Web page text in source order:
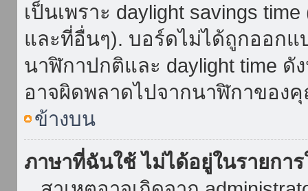
เป็นเพราะ daylight savings
และที่อื่นๆ). บอร์ดไม่ได้ถูกออกแ
นาฬิกาปกติและ daylight time
อาจผิดพลาดไปจากนาฬิกาของ
ข้างบน
ภาษาที่ฉันใช้ ไม่ได้อยู่ในรายการ